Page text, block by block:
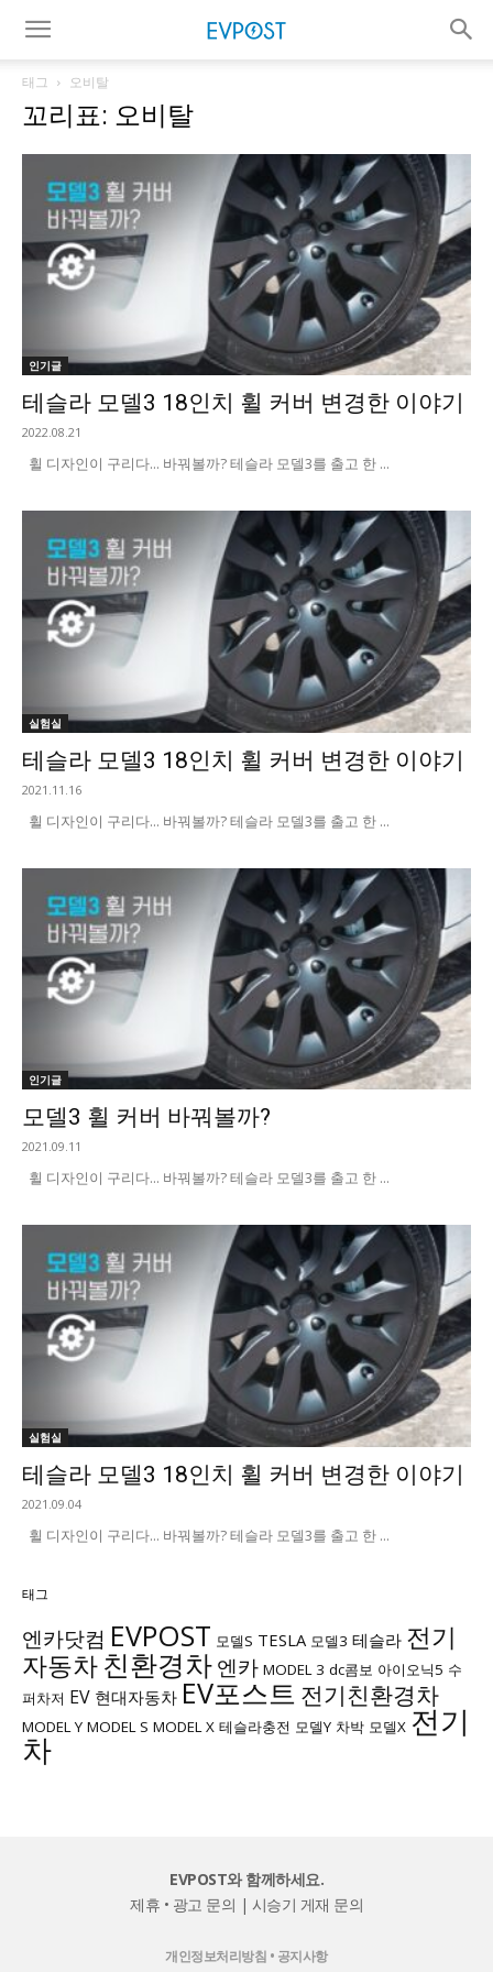
태그 오비탈
꼬리표: 오비탈
인기글
테슬라 모델3 18인치 휠 커버 변경한 이야기
2022.08.21
휠 디자인이 구리다... 바꿔볼까? 테슬라 모델3를 출고 한 ...
실험실
테슬라 모델3 18인치 휠 커버 변경한 이야기
2021.11.16
휠 디자인이 구리다... 바꿔볼까? 테슬라 모델3를 출고 한 ...
인기글
모델3 휠 커버 바꿔볼까?
2021.09.11
휠 디자인이 구리다... 바꿔볼까? 테슬라 모델3를 출고 한 ...
실험실
테슬라 모델3 18인치 휠 커버 변경한 이야기
2021.09.04
휠 디자인이 구리다... 바꿔볼까? 테슬라 모델3를 출고 한 ...
태그
엔카닷컴 EVPOST 모델S TESLA 모델3 테슬라 전기
자동차친환경차 엔카 MODEL 3 dc콤보 아이오닉5 수
퍼차저 EV 현대자동차 EV포스트 전기친환경차
MODEL Y MODEL S MODEL X 테슬라충전 모델Y 차박 모델X 전기
차
EVPOST와 함께하세요.
제휴 • 광고 문의 | 시승기 게재 문의
개인정보처리방침 • 공지사항